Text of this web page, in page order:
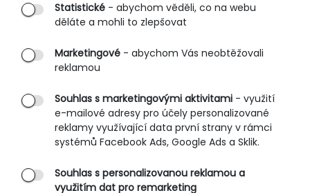
Statistické - abychom věděli, co na webu
děláte a mohli to zlepšovat
Marketingové - abychom Vás neobtěžovali
reklamou
Souhlas s marketingovými aktivitami - využití
e-mailové adresy pro účely personalizované
reklamy využívající data první strany v rámci
systémů Facebook Ads, Google Ads a Sklik.
Souhlas s personalizovanou reklamou a
využitím dat pro remarketing
B2B vstup
PRŮVODCE NAKUPOVÁNÍM
Obchodní podmínky
Rozměrové tabulky
Způsoby doručení
Ochrana osobních údajů
SLUŽBY ZÁKAZNÍKŮM